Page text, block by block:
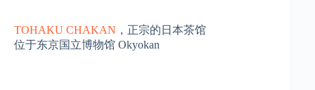
TOHAKU CHAKAN ，正宗的日本茶馆
位于东京国立博物馆 Okyokan